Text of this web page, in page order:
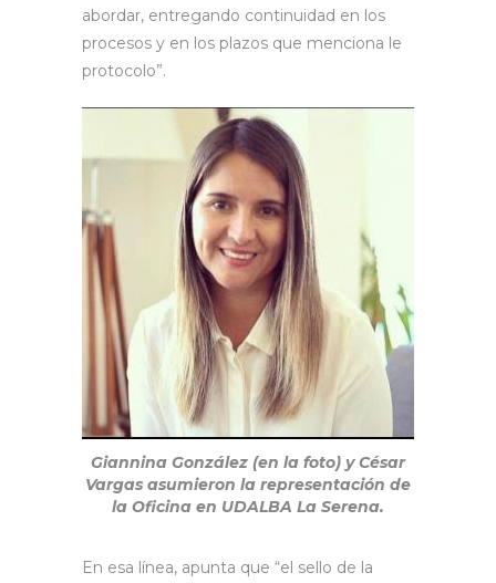
abordar, entregando continuidad en los
procesos y en los plazos que menciona le
protocolo”.
Giannina González (en la foto) y César
Vargas asumieron la representación de
la Oficina en UDALBA La Serena.
En esa línea, apunta que “el sello de la